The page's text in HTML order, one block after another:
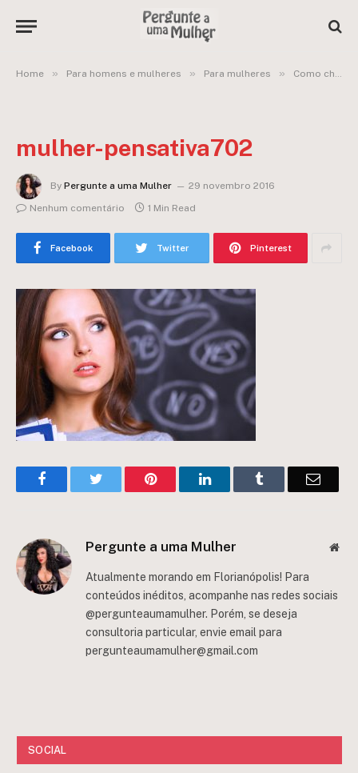
Home » Para homens e mulheres » Para mulheres » Como chegar nele sem parecer uma idiota?
mulher-pensativa702
By Pergunte a uma Mulher
29 novembro 2016
Nenhum comentário
1 Min Read
Facebook Twitter Pinterest
FacebookTwitter Pinterest LinkedInTumblr Email
Pergunte a uma Mulher
Atualmente morando em Florianópolis! Para
conteúdos inéditos, acompanhe nas redes sociais
@pergunteaumamulher. Porém, se deseja
consultoria particular, envie email para
pergunteaumamulher@gmail.com
SOCIAL